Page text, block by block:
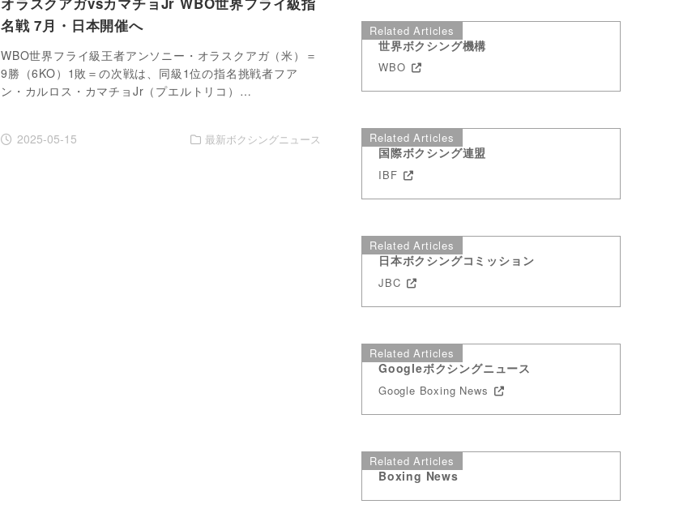
名戦 7月・日本開催へ
WBO世界フライ級王者アンソニー・オラスクアガ（米）＝
9勝（6KO）1敗＝の次戦は、同級1位の指名挑戦者フア
ン・カルロス・カマチョJr（プエルトリコ）…
2025-05-15 最新ボクシングニュース
Related Articles
世界ボクシング機構
WBO
Related Articles
国際ボクシング連盟
IBF
Related Articles
日本ボクシングコミッション
JBC
Related Articles
Googleボクシングニュース
Google Boxing News
Related Articles
Boxing News